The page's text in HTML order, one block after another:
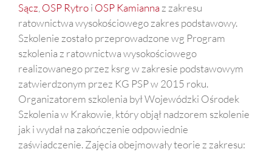
Sącz,OSP Rytroi OSP Kamiannaz zakresu
ratownictwa wysokościowego zakres podstawowy.
Szkolenie zostało przeprowadzone wg Program
szkolenia z ratownictwa wysokościowego
realizowanego przez ksrg w zakresie podstawowym
zatwierdzonym przez KG PSP w 2015 roku.
Organizatorem szkolenia był Wojewódzki Ośrodek
Szkolenia w Krakowie, który objął nadzorem szkolenie
jak i wydał na zakończenie odpowiednie
zaświadczenie. Zajęcia obejmowały teorie z zakresu: